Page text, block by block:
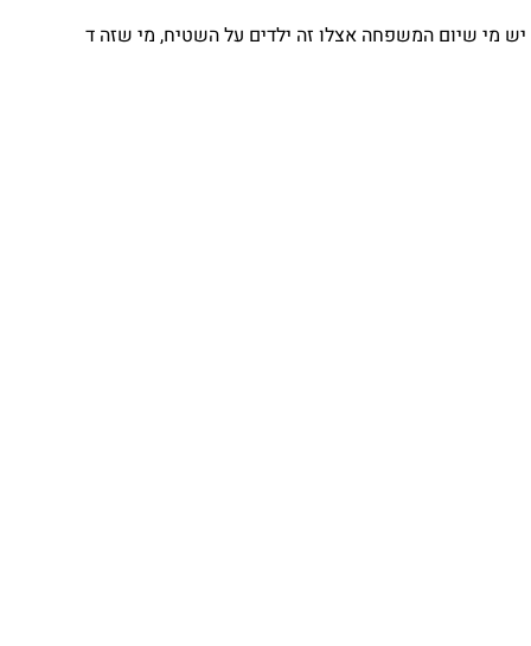
מי שיום המשפחה אצלו זה ילדים על השטיח, מי שזה ד